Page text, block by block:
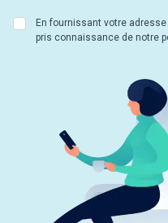
En fournissant votre
pris connaissance de notre